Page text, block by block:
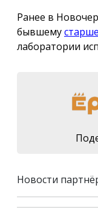
Ранее в
бывшему
лаборатории
Новости